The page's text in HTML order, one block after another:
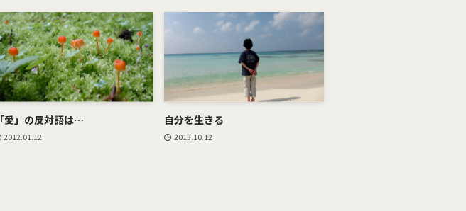
「愛」の反対語は…
2012.01.12
自分を生きる
2013.10.12